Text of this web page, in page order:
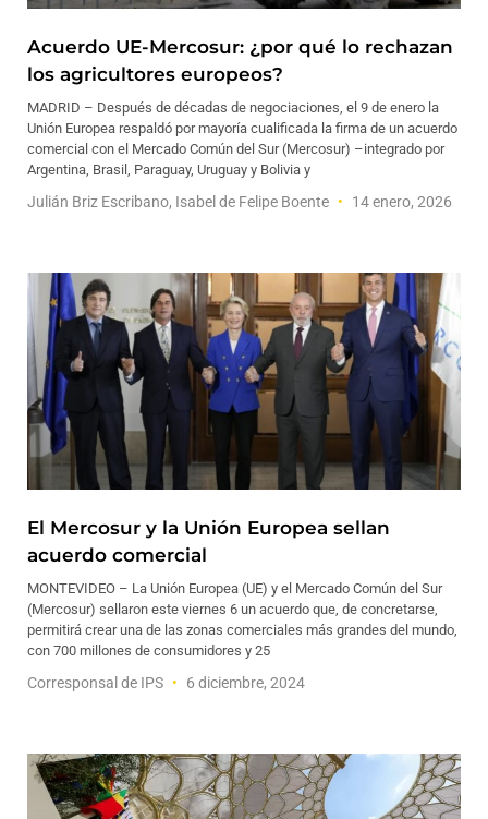
Acuerdo UE-Mercosur: ¿por qué lo rechazan
los agricultores europeos?
MADRID – Después de décadas de negociaciones, el 9 de enero la
Unión Europea respaldó por mayoría cualificada la firma de un acuerdo
comercial con el Mercado Común del Sur (Mercosur) –integrado por
Argentina, Brasil, Paraguay, Uruguay y Bolivia y
Julián Briz Escribano, Isabel de Felipe Boente 14 enero, 2026
El Mercosur y la Unión Europea sellan
acuerdo comercial
MONTEVIDEO – La Unión Europea (UE) y el Mercado Común del Sur
(Mercosur) sellaron este viernes 6 un acuerdo que, de concretarse,
permitirá crear una de las zonas comerciales más grandes del mundo,
con 700 millones de consumidores y 25
Corresponsal de IPS 6 diciembre, 2024